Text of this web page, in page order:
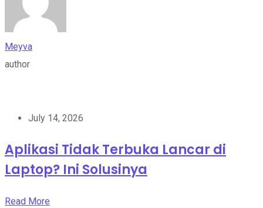
Meyva
author
July 14, 2026
Aplikasi Tidak Terbuka Lancar di
Laptop? Ini Solusinya
Read More